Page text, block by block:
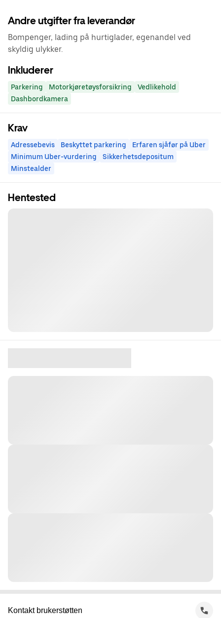
Andre utgifter fra leverandør
Bompenger, lading på hurtiglader, egenandel ved
skyldig ulykker.
Inkluderer
Parkering Motorkjøretøysforsikring
Vedlikehold
Dashbordkamera
Krav
Adressebevis Beskyttet parkering
Erfaren sjåfør på Uber
Minimum Uber-vurdering
Sikkerhetsdepositum
Minstealder
Hentested
Kontakt brukerstøtten